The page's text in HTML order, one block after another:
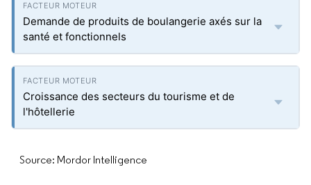
Demande de produits de boulangerie axés sur la
santé et fonctionnels
Croissance des secteurs du tourisme et de
l'hôtellerie
Source: Mordor Intelligence